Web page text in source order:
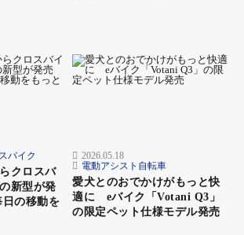
ネル 携帯電話等の充電ができる便利な
。万が一の時も安心。※1A出力
りやすい。 車体重量が26kgと軽量で扱
イント。
バイク
クロスバ
新型が発
の移動を
2026.05.18
電動アシスト自転車
愛犬とのおでかけがもっと快
適に eバイク「Votani Q3」
の限定ペット仕様モデル発売